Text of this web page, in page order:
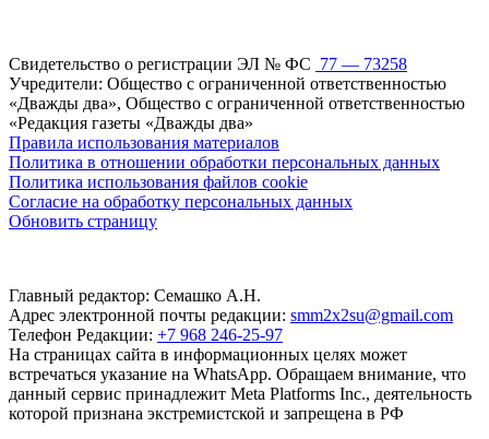
Свидетельство о регистрации ЭЛ № ФС 77 — 73258
Учредители: Общество с ограниченной ответственностью
«Дважды два», Общество с ограниченной ответственностью
«Редакция газеты «Дважды два»
Правила использования материалов
Политика в отношении обработки персональных данных
Политика использования файлов cookie
Согласие на обработку персональных данных
Обновить страницу
Главный редактор: Семашко А.Н.
Адрес электронной почты редакции: smm2x2su@gmail.com
Телефон Редакции: +7 968 246-25-97
На страницах сайта в информационных целях может
встречаться указание на WhatsApp. Обращаем внимание, что
данный сервис принадлежит Meta Platforms Inc., деятельность
которой признана экстремистской и запрещена в РФ